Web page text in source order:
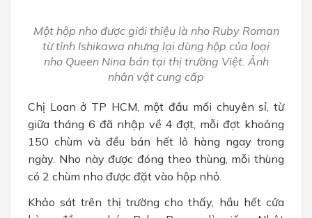
Một hộp nho được giới thiệu là nho Ruby Roman
từ tỉnh Ishikawa nhưng lại dùng hộp của loại
nho Queen Nina bán tại thị trường Việt. Ảnh
nhân vật cung cấp
Chị Loan ở TP HCM, một đầu mối chuyên sỉ, từ
giữa tháng 6 đã nhập về 4 đợt, mỗi đợt khoảng
150 chùm và đều bán hết lô hàng ngay trong
ngày. Nho này được đóng theo thùng, mỗi thùng
có 2 chùm nho được đặt vào hộp nhỏ.
Khảo sát trên thị trường cho thấy, hầu hết cửa